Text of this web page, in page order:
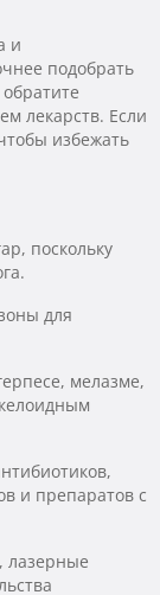
и
подобрать
лекарств. Если
избежать
поскольку
для
мелазме,
и препаратов с
лазерные